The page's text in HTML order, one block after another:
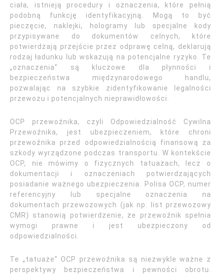
ciała, istnieją procedury i oznaczenia, które pełnią
podobną funkcję identyfikacyjną. Mogą to być
pieczęcie, naklejki, hologramy lub specjalne kody
przypisywane do dokumentów celnych, które
potwierdzają przejście przez odprawę celną, deklarują
rodzaj ładunku lub wskazują na potencjalne ryzyko. Te
„oznaczenia” są kluczowe dla płynności i
bezpieczeństwa międzynarodowego handlu,
pozwalając na szybkie zidentyfikowanie legalności
przewozu i potencjalnych nieprawidłowości.
OCP przewoźnika, czyli Odpowiedzialność Cywilna
Przewoźnika, jest ubezpieczeniem, które chroni
przewoźnika przed odpowiedzialnością finansową za
szkody wyrządzone podczas transportu. W kontekście
OCP, nie mówimy o fizycznych tatuażach, lecz o
dokumentacji i oznaczeniach potwierdzających
posiadanie ważnego ubezpieczenia. Polisa OCP, numer
referencyjny lub specjalne oznaczenia na
dokumentach przewozowych (jak np. list przewozowy
CMR) stanowią potwierdzenie, że przewoźnik spełnia
wymogi prawne i jest ubezpieczony od
odpowiedzialności.
Te „tatuaże” OCP przewoźnika są niezwykle ważne z
perspektywy bezpieczeństwa i pewności obrotu.